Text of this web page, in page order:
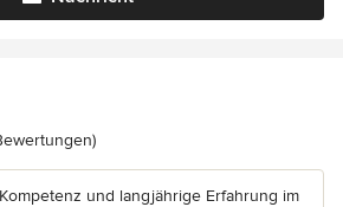
4.9 von 5 Sternen
und langjährige Erfahrung im